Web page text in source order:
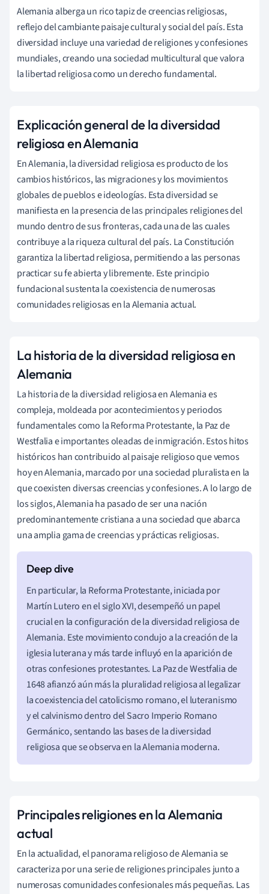
Alemania alberga un rico tapiz de creencias religiosas,
reflejo del cambiante paisaje cultural y social del país. Esta
diversidad incluye una variedad de religiones y confesiones
mundiales, creando una sociedad multicultural que valora
la libertad religiosa como un derecho fundamental.
Explicación general de la diversidad
religiosa en Alemania
En Alemania, la diversidad religiosa es producto de los
cambios históricos, las migraciones y los movimientos
globales de pueblos e ideologías. Esta diversidad se
manifiesta en la presencia de las principales religiones del
mundo dentro de sus fronteras, cada una de las cuales
contribuye a la riqueza cultural del país. La Constitución
garantiza la libertad religiosa, permitiendo a las personas
practicar su fe abierta y libremente. Este principio
fundacional sustenta la coexistencia de numerosas
comunidades religiosas en la Alemania actual.
La historia de la diversidad religiosa en
Alemania
La historia de la diversidad religiosa en Alemania es
compleja, moldeada por acontecimientos y periodos
fundamentales como la Reforma Protestante, la Paz de
Westfalia e importantes oleadas de inmigración. Estos hitos
históricos han contribuido al paisaje religioso que vemos
hoy en Alemania, marcado por una sociedad pluralista en la
que coexisten diversas creencias y confesiones. A lo largo de
los siglos, Alemania ha pasado de ser una nación
predominantemente cristiana a una sociedad que abarca
una amplia gama de creencias y prácticas religiosas.
En particular, la Reforma Protestante, iniciada por
Martín Lutero en el siglo XVI, desempeñó un papel
crucial en la configuración de la diversidad religiosa de
Alemania. Este movimiento condujo a la creación de la
iglesia luterana y más tarde influyó en la aparición de
otras confesiones protestantes. La Paz de Westfalia de
1648 afianzó aún más la pluralidad religiosa al legalizar
la coexistencia del catolicismo romano, el luteranismo
y el calvinismo dentro del Sacro Imperio Romano
Germánico, sentando las bases de la diversidad
religiosa que se observa en la Alemania moderna.
Principales religiones en la Alemania
actual
En la actualidad, el panorama religioso de Alemania se
caracteriza por una serie de religiones principales junto a
numerosas comunidades confesionales más pequeñas. Las